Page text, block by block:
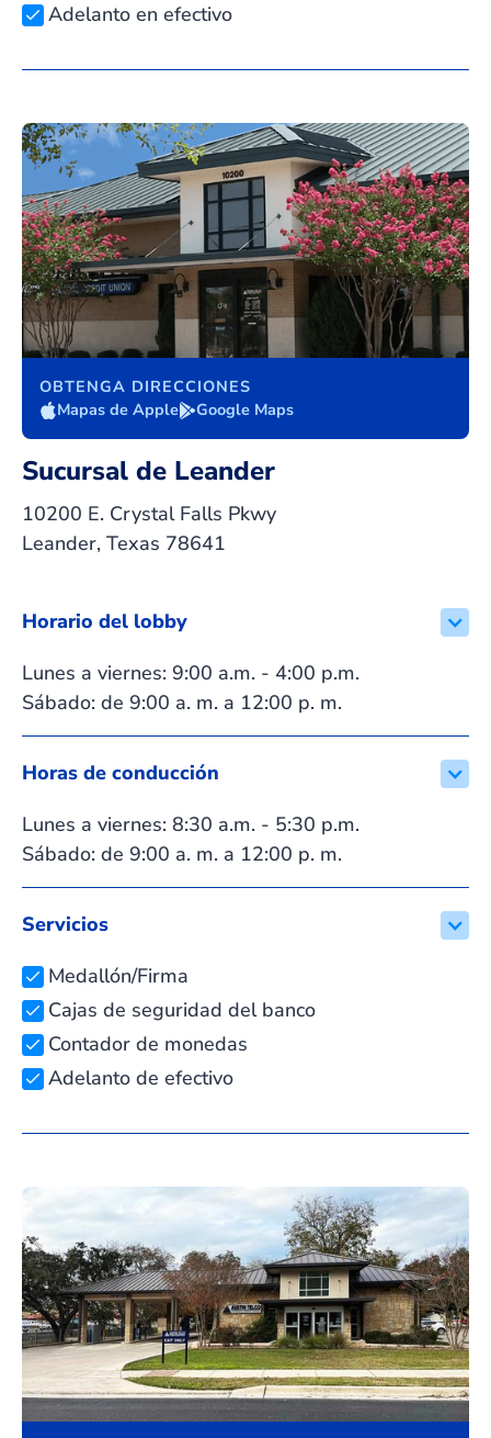
Adelanto en efectivo
OBTENGA DIRECCIONES
Mapas de Apple
Google Maps
Sucursal de Leander
10200 E. Crystal Falls Pkwy
Leander, Texas 78641
Horario del lobby
Lunes a viernes: 9:00 a.m. - 4:00 p.m.
Sábado: de 9:00 a. m. a 12:00 p. m.
Horas de conducción
Lunes a viernes: 8:30 a.m. - 5:30 p.m.
Sábado: de 9:00 a. m. a 12:00 p. m.
Servicios
Medallón/Firma
Cajas de seguridad del banco
Contador de monedas
Adelanto de efectivo